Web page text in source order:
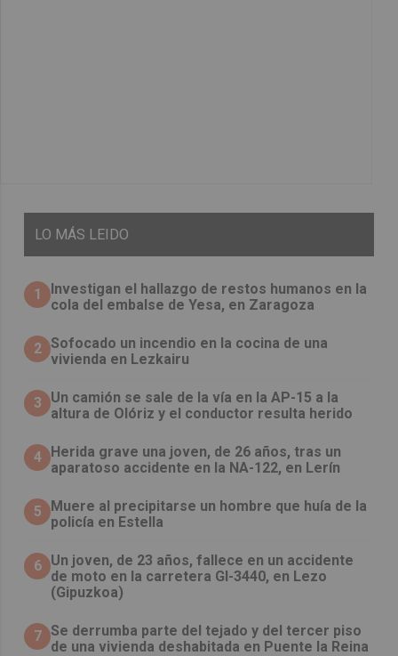
LO MÁS LEIDO
1
Investigan el hallazgo de restos humanos en la
cola del embalse de Yesa, en Zaragoza
2 Sofocado un incendio en la cocina de una
vivienda en Lezkairu
3
Un camión se sale de la vía en la AP-15 a la
altura de Olóriz y el conductor resulta herido
4 Herida grave una joven, de 26 años, tras un
aparatoso accidente en la NA-122, en Lerín
5
Muere al precipitarse un hombre que huía de la
policía en Estella
6 Un joven, de 23 años, fallece en un accidente
de moto en la carretera GI-3440, en Lezo
(Gipuzkoa)
7 Se derrumba parte del tejado y del tercer piso
de una vivienda deshabitada en Puente la Reina